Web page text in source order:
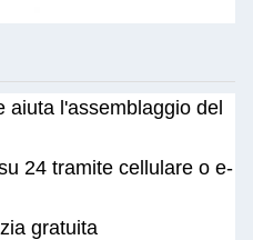
l'assemblaggio del
24 tramite cellulare o e-
gratuita